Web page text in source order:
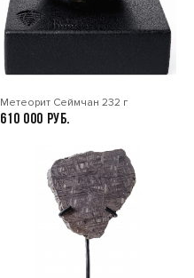
Метеорит Сеймчан 232 г
610 000